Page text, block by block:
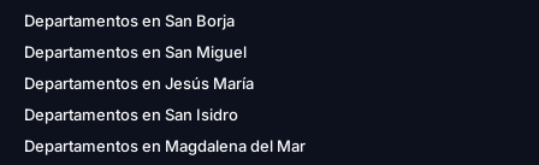
Departamentos en San Borja
Departamentos en San Miguel
Departamentos en Jesús María
Departamentos en San Isidro
Departamentos en Magdalena del Mar